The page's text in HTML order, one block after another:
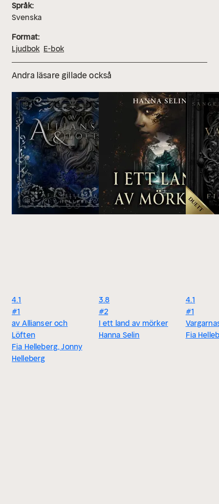
Språk:
Svenska
Format:
Ljudbok E-bok
Andra läsare gillade också
4.1
#1
av Allianser och
Löften
Fia Helleberg, Jonny
Helleberg
3.8
#2
I ett land av mörker
Hanna Selin
4.1
#1
Fia